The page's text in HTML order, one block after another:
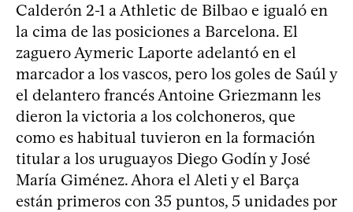
Calderón 2-1 a Athletic de Bilbao e igualó en
la cima de las posiciones a Barcelona. El
zaguero Aymeric Laporte adelantó en el
marcador a los vascos, pero los goles de Saúl y
el delantero francés Antoine Griezmann les
dieron la victoria a los colchoneros, que
como es habitual tuvieron en la formación
titular a los uruguayos Diego Godín y José
María Giménez. Ahora el Aleti y el Barça
están primeros con 35 puntos, 5 unidades por